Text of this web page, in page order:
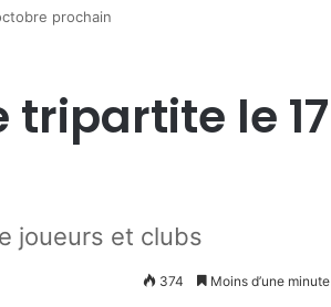
prochain
tripartite le 17
joueurs et clubs
374 Moins d’une minute